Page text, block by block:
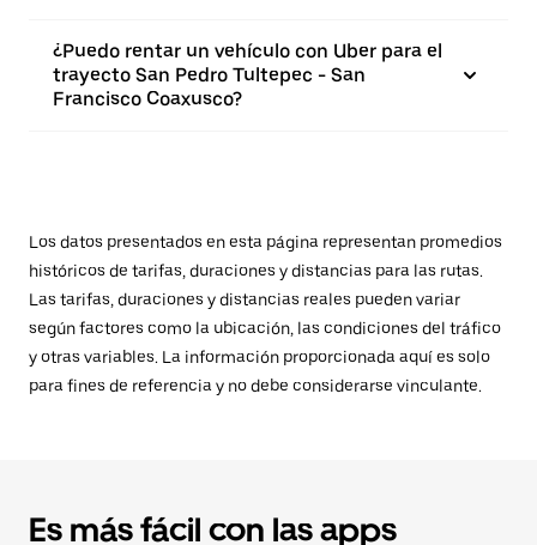
¿Puedo rentar un vehículo con Uber para el
trayecto San Pedro Tultepec - San
Francisco Coaxusco?
Los datos presentados en esta página representan promedios
históricos de tarifas, duraciones y distancias para las rutas.
Las tarifas, duraciones y distancias reales pueden variar
según factores como la ubicación, las condiciones del tráfico
y otras variables. La información proporcionada aquí es solo
para fines de referencia y no debe considerarse vinculante.
Es más fácil con las apps